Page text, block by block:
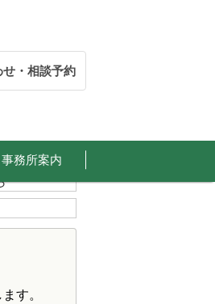
・相談予約
事務所案内
す。